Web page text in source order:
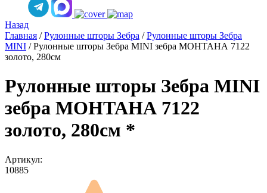
Назад
Главная / Рулонные шторы Зебра / Рулонные шторы Зебра
MINI / Рулонные шторы Зебра MINI зебра МОНТАНА 7122
золото, 280см
Рулонные шторы Зебра MINI
зебра МОНТАНА 7122
золото, 280см *
Артикул:
10885